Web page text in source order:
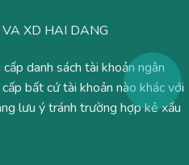
VA XD HAI DANG
danh sách tài khoản ngân
bất cứ tài khoản nào khác với
lưu ý tránh trường hợp kẻ xấu